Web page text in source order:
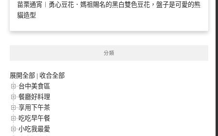
苗栗通宵︱勇心豆花．媽祖賜名的黑白雙色豆花，盤子是可愛的熊
貓造型
分類
展開全部 | 收合全部
台中美食區
餐廳好料理
享用下午茶
吃吃早午餐
小吃我最愛